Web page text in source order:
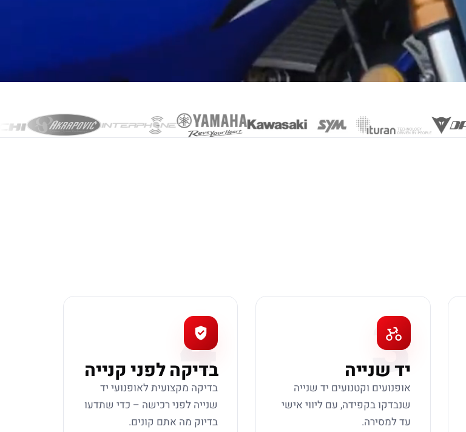
3
יד שנייה
אופנועים וקטנועים יד שנייה
שנבדקו בקפידה, עם ליווי אישי
עד למסירה.
4
בדיקה לפני קנייה
בדיקה מקצועית לאופנועי יד
שנייה לפני רכישה – כדי שתדעו
בדיוק מה אתם קונים.